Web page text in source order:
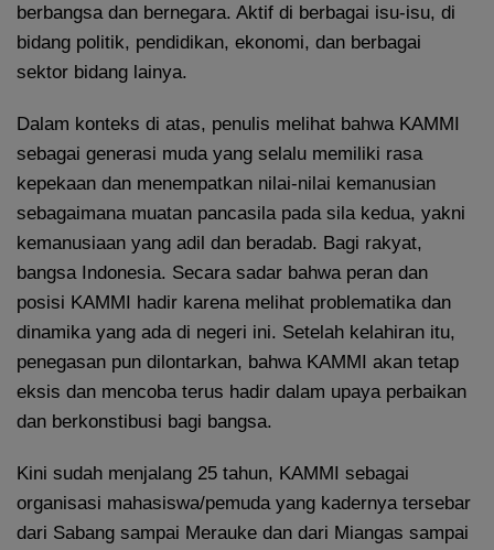
berbangsa dan bernegara. Aktif di berbagai isu-isu, di
bidang politik, pendidikan, ekonomi, dan berbagai
sektor bidang lainya.
Dalam konteks di atas, penulis melihat bahwa KAMMI
sebagai generasi muda yang selalu memiliki rasa
kepekaan dan menempatkan nilai-nilai kemanusian
sebagaimana muatan pancasila pada sila kedua, yakni
kemanusiaan yang adil dan beradab. Bagi rakyat,
bangsa Indonesia. Secara sadar bahwa peran dan
posisi KAMMI hadir karena melihat problematika dan
dinamika yang ada di negeri ini. Setelah kelahiran itu,
penegasan pun dilontarkan, bahwa KAMMI akan tetap
eksis dan mencoba terus hadir dalam upaya perbaikan
dan berkonstibusi bagi bangsa.
Kini sudah menjalang 25 tahun, KAMMI sebagai
organisasi mahasiswa/pemuda yang kadernya tersebar
dari Sabang sampai Merauke dan dari Miangas sampai